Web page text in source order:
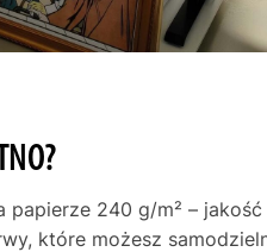
papierze 240 g/m² – jakość
które możesz